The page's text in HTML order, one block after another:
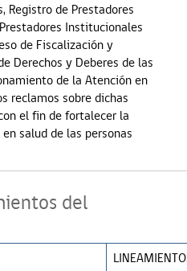
Registro de Prestadores
Institucionales
de Fiscalización y
Derechos y Deberes de las
de la Atención en
reclamos sobre dichas
el fin de fortalecer la
salud de las personas
del